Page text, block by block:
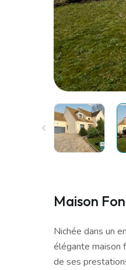
Maison
Nichée dans un
élégante maison
de ses